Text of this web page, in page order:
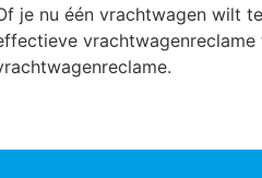
je nu één vrachtwagen wilt
vrachtwagenreclame